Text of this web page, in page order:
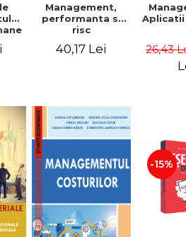
Management,
performanta si
risc
40,17 Lei 26,43
-15%